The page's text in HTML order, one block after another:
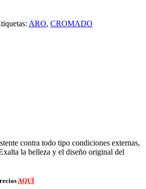
ARO, CROMADO
contra todo tipo condiciones externas,
la belleza y el diseño original del
AQUÍ